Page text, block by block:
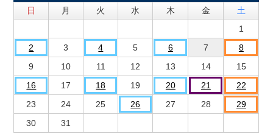
日 月 火 水 木 金
土
1
2
3 4 5 6 7
8
9
10 11 12 13 14
15
16
17 18 19 20 21
22
23
24 25 26 27 28
29
30
31